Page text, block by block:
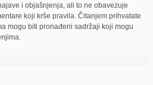
i objašnjenja, ali to ne obavezuje
koji krše pravila. Čitanjem prihvatate
mogu biti pronađeni sadržaji koji mogu